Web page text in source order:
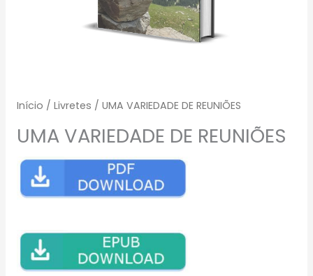
Início / Livretes / UMA VARIEDADE DE REUNIÕES
UMA VARIEDADE DE REUNIÕES